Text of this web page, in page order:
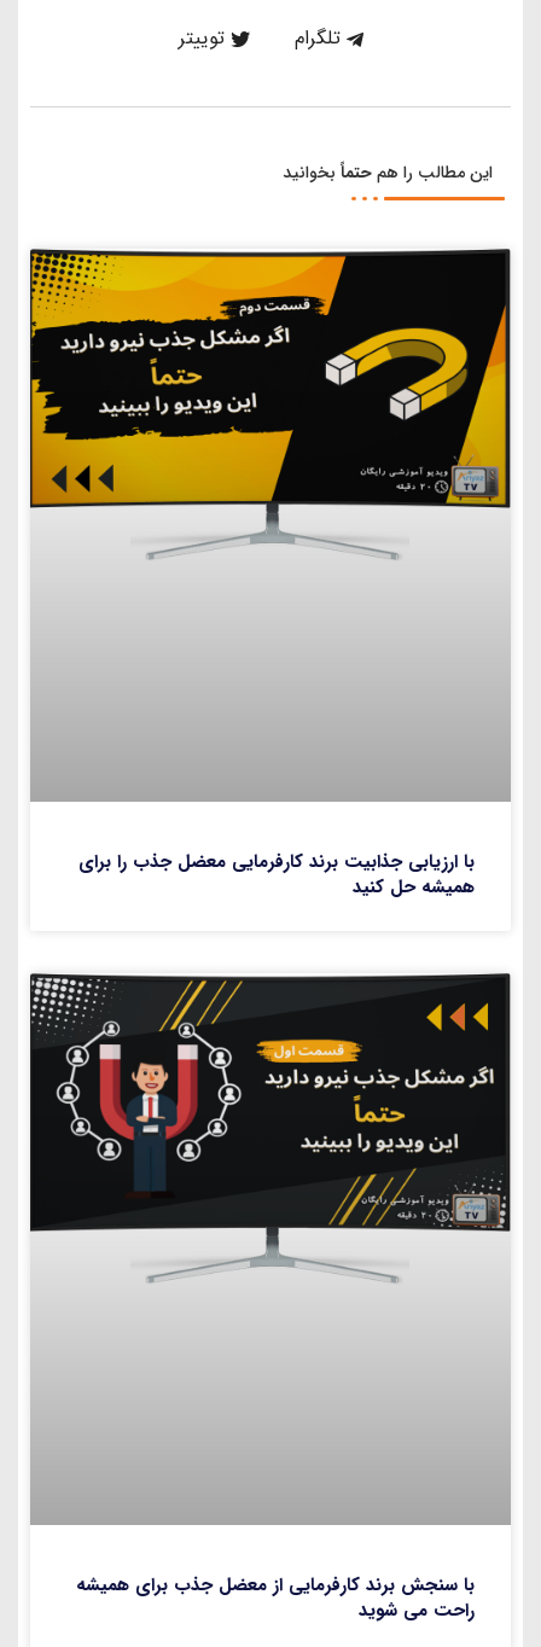
تلگرام توییتر
این مطالب را همحتماً بخوانید
با ارزیابی جذابیت برند کارفرمایی معضل جذب را برای
همیشه حل کنید
با سنجش برند کارفرمایی از معضل جذب برای همیشه
راحت می شوید